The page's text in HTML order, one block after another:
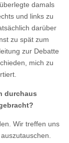
damals
und links zu
darüber
zu spät zum
zur Debatte
mich zu
durchaus
Wir treffen uns